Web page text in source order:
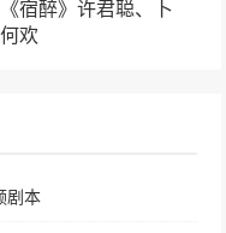
宿醉》许君聪、卜
欢
剧本